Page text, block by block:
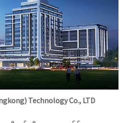
Technology Co., LTD